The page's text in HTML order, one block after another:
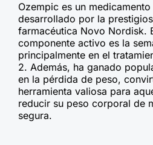
Ozempic es un
desarrollado por la
farmacéutica Novo Nordisk.
componente activo es la
principalmente en el
2. Además, ha ganado
en la pérdida de peso,
herramienta valiosa para
reducir su peso corporal de
segura.